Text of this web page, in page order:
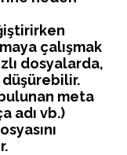
çalışmak
dosyalarda,
meta
adı vb.)